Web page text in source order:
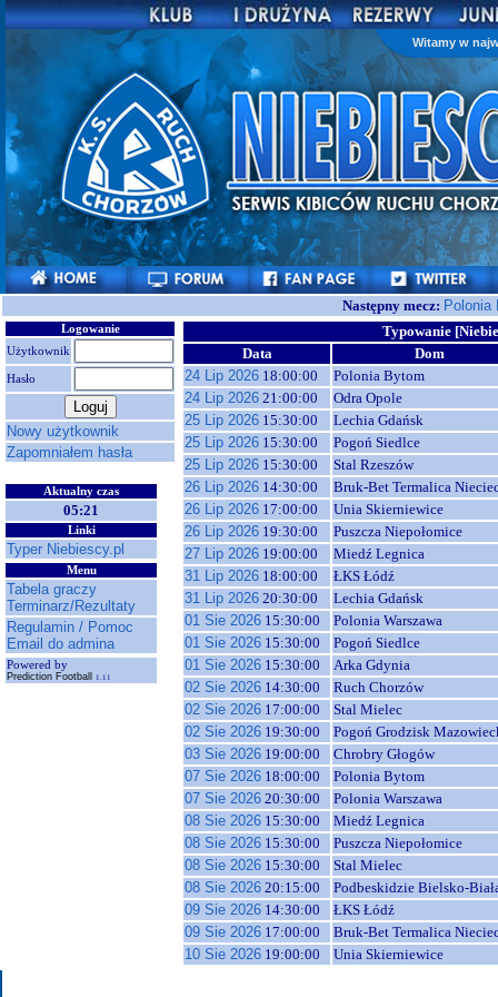
Witamy w
Następny mecz:
Logowanie
Użytkownik
Hasło
Nowy użytkownik
Zapomniałem hasła
Aktualny czas
05:21
Linki
Typer Niebiescy.pl
Menu
Tabela graczy
Terminarz/Rezultaty
Regulamin / Pomoc
Email do admina
Powered by
Prediction Football 1.11
Typowanie
Data
Dom
24 Lip 2026 18:00:00
Polonia Bytom
24 Lip 2026 21:00:00
Odra Opole
25 Lip 2026 15:30:00
Lechia Gdańsk
25 Lip 2026 15:30:00
Pogoń Siedlce
25 Lip 2026 15:30:00
Stal Rzeszów
26 Lip 2026 14:30:00
Bruk-Bet Termalica
26 Lip 2026 17:00:00
Unia Skierniewice
26 Lip 2026 19:30:00
Puszcza Niepołomice
27 Lip 2026 19:00:00
Miedź Legnica
31 Lip 2026 18:00:00
ŁKS Łódź
31 Lip 2026 20:30:00
Lechia Gdańsk
01 Sie 2026 15:30:00
Polonia Warszawa
01 Sie 2026 15:30:00
Pogoń Siedlce
01 Sie 2026 15:30:00
Arka Gdynia
02 Sie 2026 14:30:00
Ruch Chorzów
02 Sie 2026 17:00:00
Stal Mielec
02 Sie 2026 19:30:00
Pogoń Grodzisk
03 Sie 2026 19:00:00
Chrobry Głogów
07 Sie 2026 18:00:00
Polonia Bytom
07 Sie 2026 20:30:00
Polonia Warszawa
08 Sie 2026 15:30:00
Miedź Legnica
08 Sie 2026 15:30:00
Puszcza Niepołomice
08 Sie 2026 15:30:00
Stal Mielec
08 Sie 2026 20:15:00
Podbeskidzie Bielsko-
09 Sie 2026 14:30:00
ŁKS Łódź
09 Sie 2026 17:00:00
Bruk-Bet Termalica
10 Sie 2026 19:00:00 Unia Skierniewice